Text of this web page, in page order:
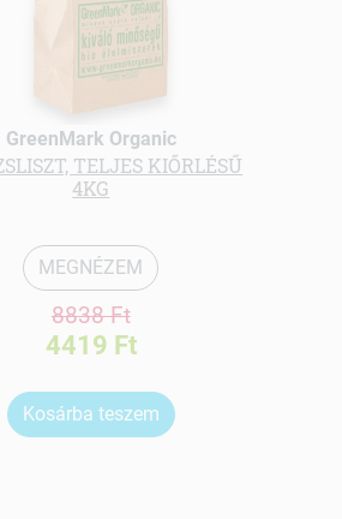
GreenMark Organic
TELJES KIŐRLÉSŰ
4KG
MEGNÉZEM
8838 Ft
4419 Ft
Kosárba teszem